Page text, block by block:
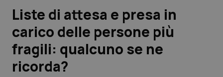
Lavoro e Professioni
Scienza e Farmaci
Studi e Analisi
Liste di attesa e presa in
carico delle persone più
fragili: qualcuno se ne
ricorda?